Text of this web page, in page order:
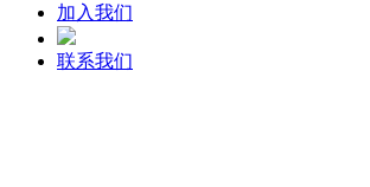
加入我们
联系我们